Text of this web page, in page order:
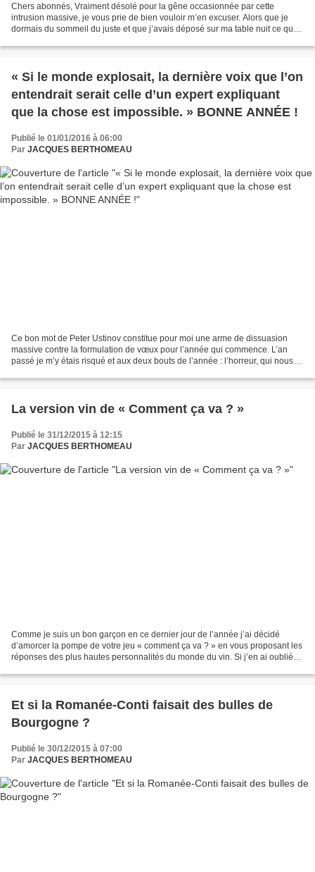
Chers abonnés, Vraiment désolé pour la gêne occasionnée par cette
intrusion massive, je vous prie de bien vouloir m’en excuser. Alors que je
dormais du sommeil du juste et que j’avais déposé sur ma table nuit ce que
« Si le monde explosait, la dernière voix que l’on
entendrait serait celle d’un expert expliquant
que la chose est impossible. » BONNE ANNÉE !
Publié le 01/01/2016 à 06:00
Par JACQUES BERTHOMEAU
Ce bon mot de Peter Ustinov constitue pour moi une arme de dissuasion
massive contre la formulation de vœux pour l’année qui commence. L’an
passé je m’y étais risqué et aux deux bouts de l’année : l’horreur, qui nous
La version vin de « Comment ça va ? »
Publié le 31/12/2015 à 12:15
Par JACQUES BERTHOMEAU
Comme je suis un bon garçon en ce dernier jour de l’année j’ai décidé
d’amorcer la pompe de votre jeu « comment ça va ? » en vous proposant les
réponses des plus hautes personnalités du monde du vin. Si j’en ai oublié
Et si la Romanée-Conti faisait des bulles de
Bourgogne ?
Publié le 30/12/2015 à 07:00
Par JACQUES BERTHOMEAU